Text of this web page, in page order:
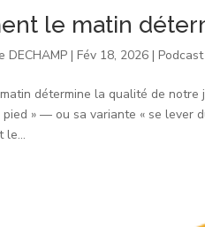
le matin
DECHAMP |Fév 18, 2026 |Podcast
détermine la qualité de
» — ou sa variante « se lever
le...